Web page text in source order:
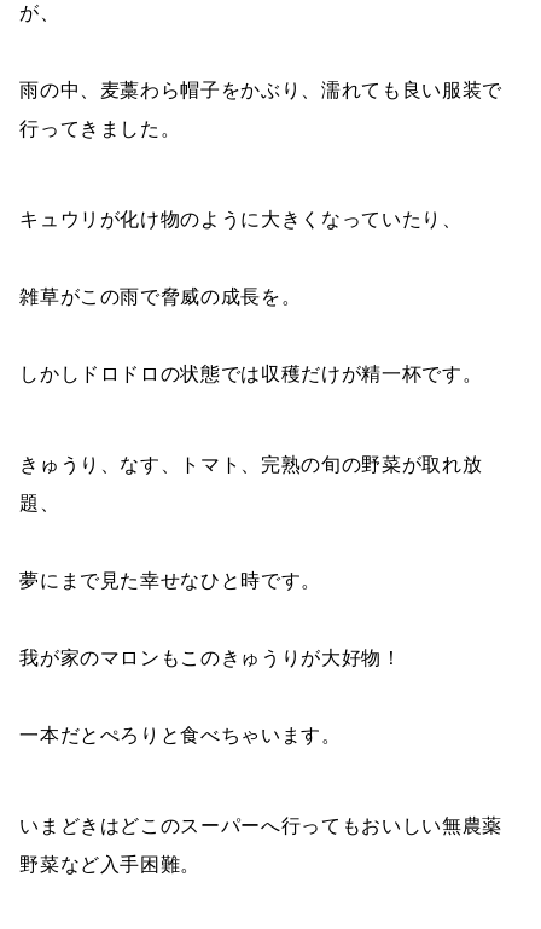
が、
雨の中、麦藁わら帽子をかぶり、濡れても良い服装で
行ってきました。
キュウリが化け物のように大きくなっていたり、
雑草がこの雨で脅威の成長を。
しかしドロドロの状態では収穫だけが精一杯です。
きゅうり、なす、トマト、完熟の旬の野菜が取れ放
題、
夢にまで見た幸せなひと時です。
我が家のマロンもこのきゅうりが大好物！
一本だとぺろりと食べちゃいます。
いまどきはどこのスーパーへ行ってもおいしい無農薬
野菜など入手困難。